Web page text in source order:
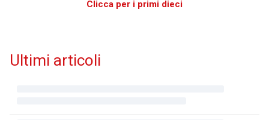
Clicca per i primi dieci
Ultimi articoli